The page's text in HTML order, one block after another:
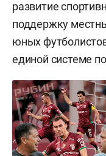
развитие
поддержку
юных
единой системе